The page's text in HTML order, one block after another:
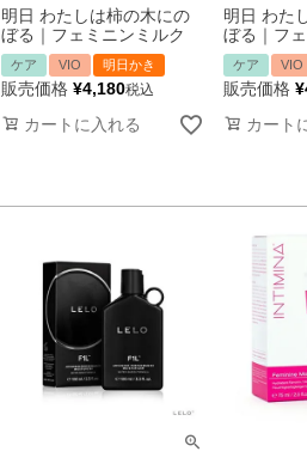
明日 わたしは柿の木にの
ぼる｜フェミニンミルク
ケア VIO 明日かき
販売価格 ¥4,180税込
カートに入れる
明日 わた
ぼる｜フ
ケア VIO
販売価格 ¥
カート